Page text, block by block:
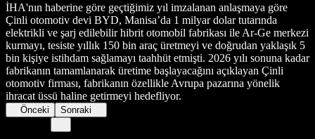
İHA'nın haberine göre geçtiğimiz yıl imzalanan anlaşmaya göre
Çinli otomotiv devi BYD, Manisa’da 1 milyar dolar tutarında
elektrikli ve şarj edilebilir hibrit otomobil fabrikası ile Ar-Ge merkezi
kurmayı, tesiste yıllık 150 bin araç üretmeyi ve doğrudan yaklaşık 5
bin kişiye istihdam sağlamayı taahhüt etmişti. 2026 yılı sonuna kadar
fabrikanın tamamlanarak üretime başlayacağını açıklayan Çinli
otomotiv firması, fabrikanın özellikle Avrupa pazarına yönelik
ihracat üssü haline getirmeyi hedefliyor.
Önceki Sonraki